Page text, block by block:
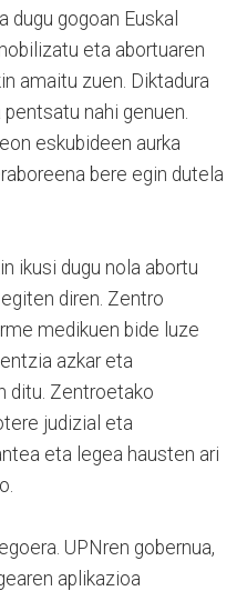
dugu gogoan Euskal
eta abortuaren
amaitu zuen. Diktadura
nahi genuen.
eskubideen aurka
bere egin dutela
ikusi dugu nola abortu
diren. Zentro
medikuen bide luze
azkar eta
ditu. Zentroetako
judizial eta
eta legea hausten ari
UPNren gobernua,
aplikazioa